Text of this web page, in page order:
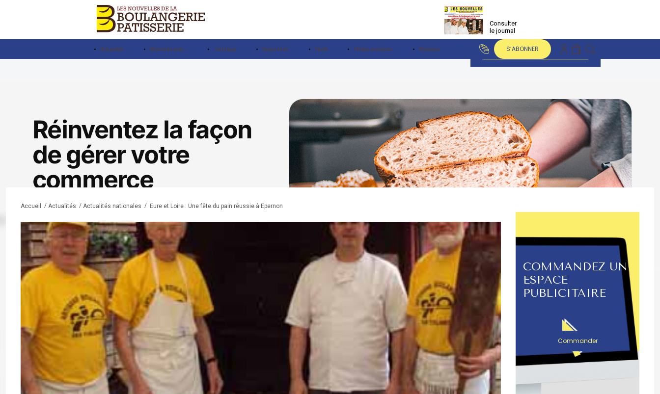
Consulter
le journal
Actualités Rencontre avec… Juridique Savoir-faire Santé Petites annonces Boutique S’ABONNER
Accueil / Actualités / Actualités nationales / Eure et Loire : Une fête du pain réussie à Epernon
COMMANDEZ UN
ESPACE
PUBLICITAIRE
Commander